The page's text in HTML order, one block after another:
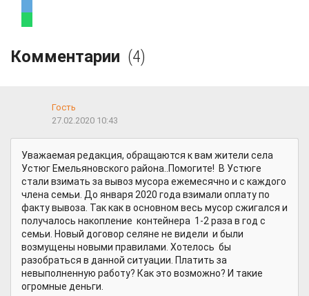
Комментарии (4)
Гость
27.02.2020 10:43
Уважаемая редакция, обращаются к вам жители села
Устюг Емельяновского района..Помогите! В Устюге
стали взимать за вывоз мусора ежемесячно и с каждого
члена семьи. До января 2020 года взимали оплату по
факту вывоза. Так как в основном весь мусор сжигался и
получалось накопление контейнера 1-2 раза в год с
семьи. Новый договор селяне не видели и были
возмущены новыми правилами. Хотелось бы
разобраться в данной ситуации. Платить за
невыполненную работу? Как это возможно? И такие
огромные деньги.